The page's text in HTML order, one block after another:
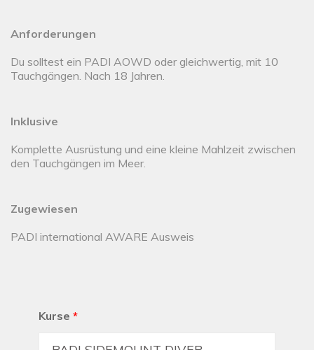
Anforderungen
Du solltest ein PADI AOWD oder gleichwertig, mit 10
Tauchgängen. Nach 18 Jahren.
Inklusive
Komplette Ausrüstung und eine kleine Mahlzeit zwischen
den Tauchgängen im Meer.
Zugewiesen
PADI international AWARE Ausweis
Kurse *